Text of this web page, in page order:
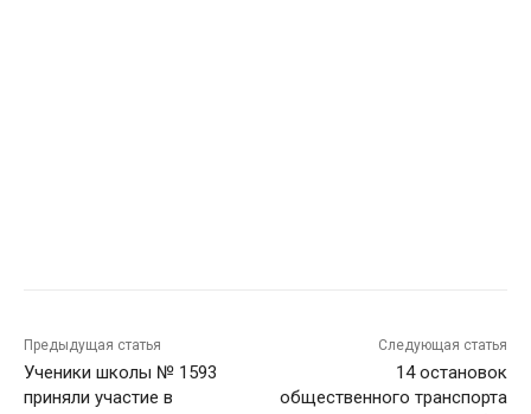
Предыдущая статья
Ученики школы № 1593
приняли участие в
Следующая статья
14 остановок
общественного транспорта